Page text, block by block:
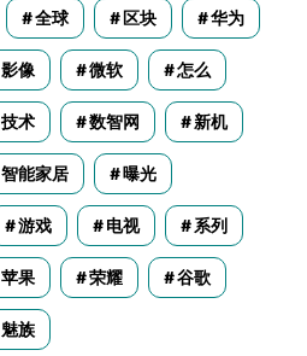
全球 区块 华为
影像 微软 怎么
技术 数智网 新机
智能家居 曝光
游戏 电视 系列
苹果 荣耀 谷歌
魅族